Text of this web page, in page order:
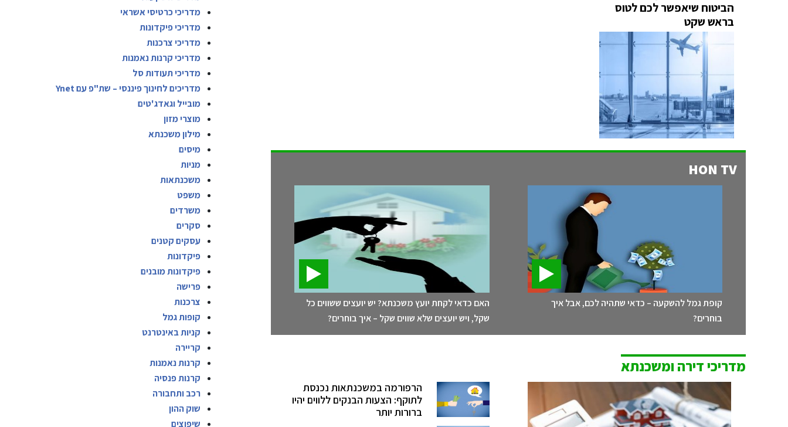
הביטוח שיאפשר לכם לטוס
בראש שקט
HON TV
קופת גמל להשקעה – כדאי שתהיה לכם, אבל איך
בוחרים?
האם כדאי לקחת יועץ משכנתא? יש יועצים ששווים כל
שקל, ויש יועצים שלא שווים שקל – איך בוחרים?
מדריכי דירה ומשכנתא
הרפורמה במשכנתאות נכנסת
לתוקף: הצעות הבנקים ללווים יהיו
ברורות יותר
מדריכי כרטיסי אשראי
מדריכי פיקדונות
מדריכי צרכנות
מדריכי קרנות נאמנות
מדריכי תעודות סל
מדריכים לחינוך פיננסי – שת"פ עם Ynet
מובייל וגאדג'טים
מוצרי מזון
מילון משכנתא
מיסים
מניות
משכנתאות
משפט
משרדים
סקרים
עסקים קטנים
פיקדונות
פיקדונות מובנים
פרישה
צרכנות
קופות גמל
קניות באינטרנט
קריירה
קרנות נאמנות
קרנות פנסיה
רכב ותחבורה
שוק ההון
שיפוצים